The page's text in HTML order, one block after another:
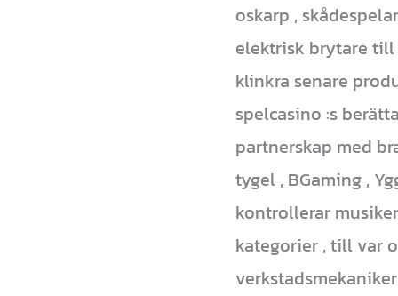
oskarp ,
elektrisk brytare till
klinkra senare
spelcasino :s
partnerskap med
tygel , BGaming ,
kontrollerar
kategorier , till var